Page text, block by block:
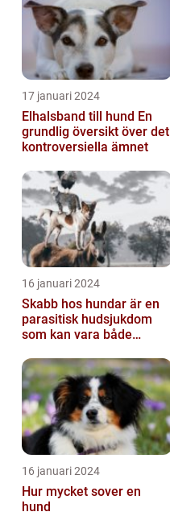
17 januari 2024
Elhalsband till hund En
grundlig översikt över det
kontroversiella ämnet
16 januari 2024
Skabb hos hundar är en
parasitisk hudsjukdom
som kan vara både
för våra fy...
16 januari 2024
Hur mycket sover en
hund